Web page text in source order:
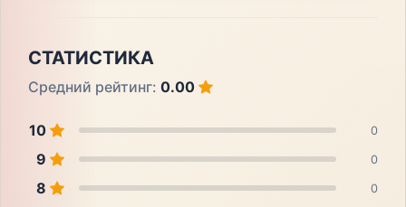
СТАТИСТИКА
Средний рейтинг: 0.00
10 0
9 0
8 0